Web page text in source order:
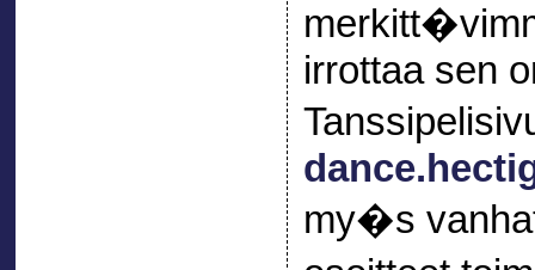
irrottaa sen
my�s